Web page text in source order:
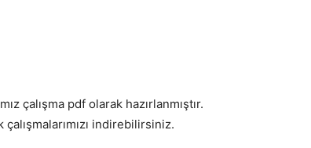
çalışma pdf olarak hazırlanmıştır.
indirebilirsiniz.